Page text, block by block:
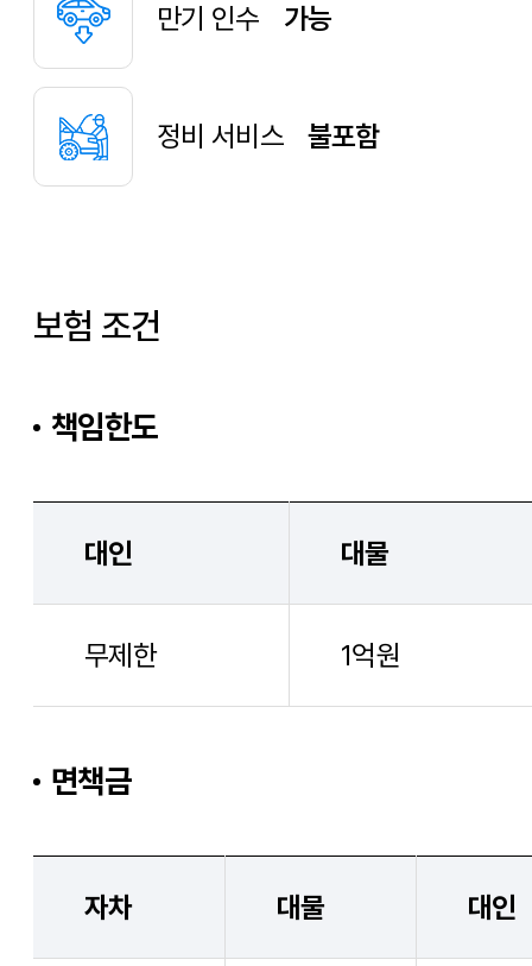
만기 인수 가능
정비 서비스 불포함
보험 조건
책임한도
대인 대물
무제한 1억원
면책금
자차 대물 대인